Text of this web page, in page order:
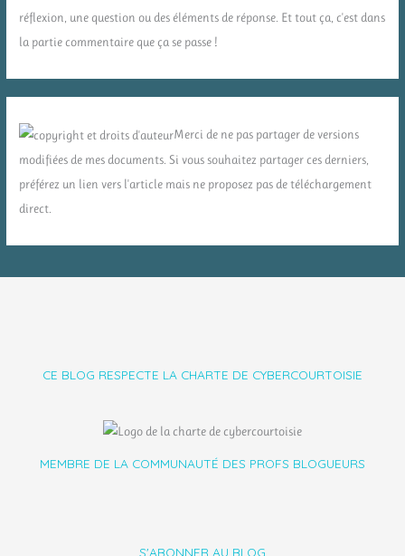
réflexion, une question ou des éléments de réponse. Et tout ça, c'est dans
la partie commentaire que ça se passe !
Merci de ne pas partager de versions
modifiées de mes documents. Si vous souhaitez partager ces derniers,
préférez un lien vers l'article mais ne proposez pas de téléchargement
direct.
CE BLOG RESPECTE LA CHARTE DE CYBERCOURTOISIE
MEMBRE DE LA COMMUNAUTÉ DES PROFS BLOGUEURS
S'ABONNER AU BLOG